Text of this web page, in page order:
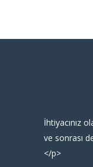
İhtiyacınız
ve sonrası
</p>